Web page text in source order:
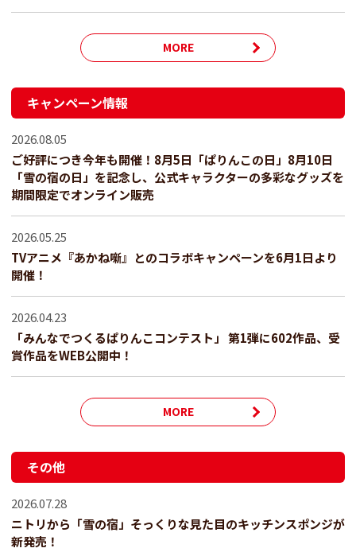
MORE
キャンペーン情報
2026.08.05
ご好評につき今年も開催！8月5日「ぱりんこの日」8月10日
「雪の宿の日」を記念し、公式キャラクターの多彩なグッズを
期間限定でオンライン販売
2026.05.25
TVアニメ『あかね噺』とのコラボキャンペーンを6月1日より
開催！
2026.04.23
「みんなでつくるぱりんこコンテスト」 第1弾に602作品、受
賞作品をWEB公開中！
MORE
その他
2026.07.28
ニトリから「雪の宿」そっくりな見た目のキッチンスポンジが
新発売！